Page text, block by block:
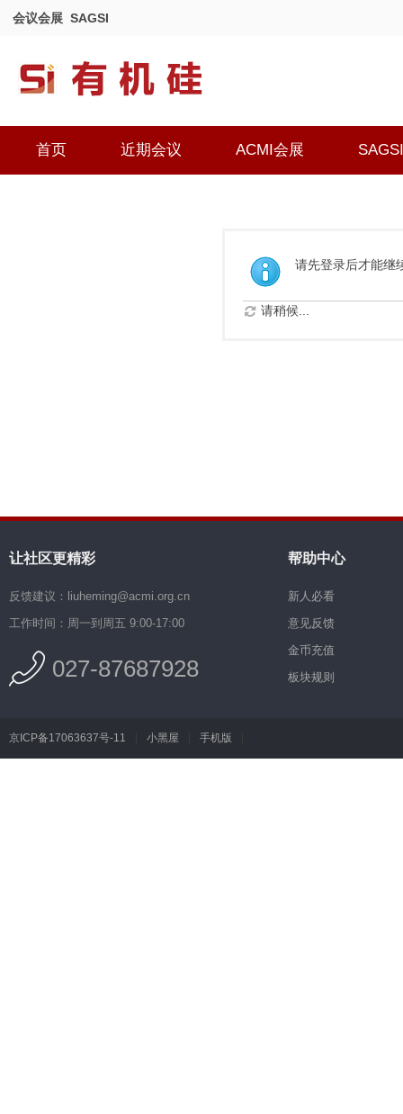
会议会展 SAGSI
首页 近期会议 ACMI会展 SAGSI
请先登录后才能继
请稍候...
让社区更精彩
反馈建议：liuheming@acmi.org.cn
工作时间：周一到周五 9:00-17:00
027-87687928
帮助中心
新人必看
意见反馈
金币充值
板块规则
京ICP备17063637号-11 小黑屋 手机版